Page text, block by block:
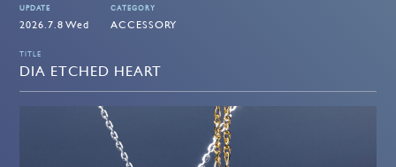
UPDATE
2026.7.8 Wed
CATEGORY
ACCESSORY
TITLE
DIA ETCHED HEART